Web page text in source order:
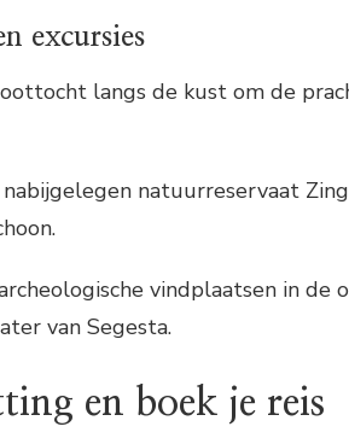
excursies
langs de kust om de
natuurreservaat
vindplaatsen in de
van Segesta.
en boek je reis